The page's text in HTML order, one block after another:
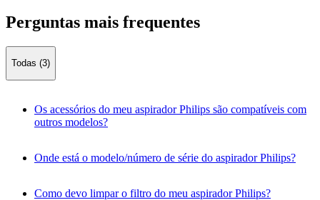
Perguntas mais frequentes
Todas (3)
Os acessórios do meu aspirador Philips são compatíveis com
outros modelos?
Onde está o modelo/número de série do aspirador Philips?
Como devo limpar o filtro do meu aspirador Philips?